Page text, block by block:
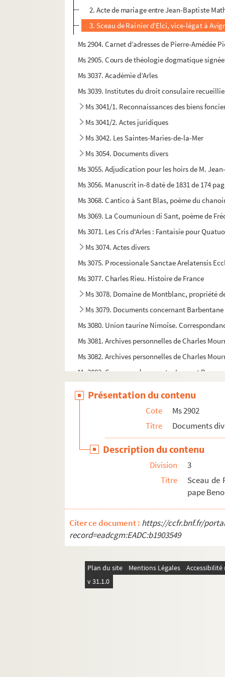
2. Acte de mariage entre Jean-Baptiste
3. Sceau de Rainier d’Elci, vice-légat à
Ms 2904. Carnet d’adresses de Pierre-Amédée
Ms 2905. Cours de théologie dogmatique
Ms 3037. Académie d’Arles
Ms 3039. Institutes du droit consulaire
Ms 3041/1. Reconnaissances des biens
Ms 3041/2. Actes juridiques
Ms 3042. Les Saintes-Maries-de-la-Mer
Ms 3054. Documents divers
Ms 3055. Adjudication pour les hoirs de M.
Ms 3056. Manuscrit in-8 daté de 1831 de 174
Ms 3068. Cantico à Sant Blas, poème du
Ms 3069. La Coumunioun di Sant, poème de
Ms 3071. Les Cris d'Arles : Fantaisie pour
Ms 3074. Actes divers
Ms 3075. Processionale Sanctae Arelatensis
Ms 3077. Charles Rieu. Histoire de France
Ms 3078. Domaine de Montblanc, propriété
Ms 3079. Documents concernant Barbentane
Ms 3080. Union taurine Nimoîse.
Ms 3081. Archives personnelles de Charles
Ms 3082. Archives personnelles de Charles
Ms 3083. Correspondance entre Laurent
Ms 3129. Registre de billets de nolis. Port d'Arles
Ms 3132. Ateliers du chemin de fer P.L.M
Ms 3133. Ateliers du chemin de fer P.L.M d’Arles
Ms 3134. Ateliers du chemin de fer P.L.M d’Arles
Ms 3135. Ateliers du chemin de fer P.L.M.
Ms 3136. Ordonnanciers de la pharmacie
Ms 3137. Cours d’arithmétique fait par Nicolas
Ms 3138. Correspondance manuscrite de
Ms 3139. Textes de Jean-Marie Magnan
Ms 3142. Livre de la chapelle Notre-Dame de
Ms 3143. Registre des dépenses et recettes :
Présentation du contenu
Cote
Ms 2902
Titre
Documents
Description du contenu
Division
3
Titre
Sceau de
pape
Citer ce document : https://ccfr.bnf.fr/
record=eadcgm:EADC:b1903549
Plan du site Mentions Légales
v 31.1.0